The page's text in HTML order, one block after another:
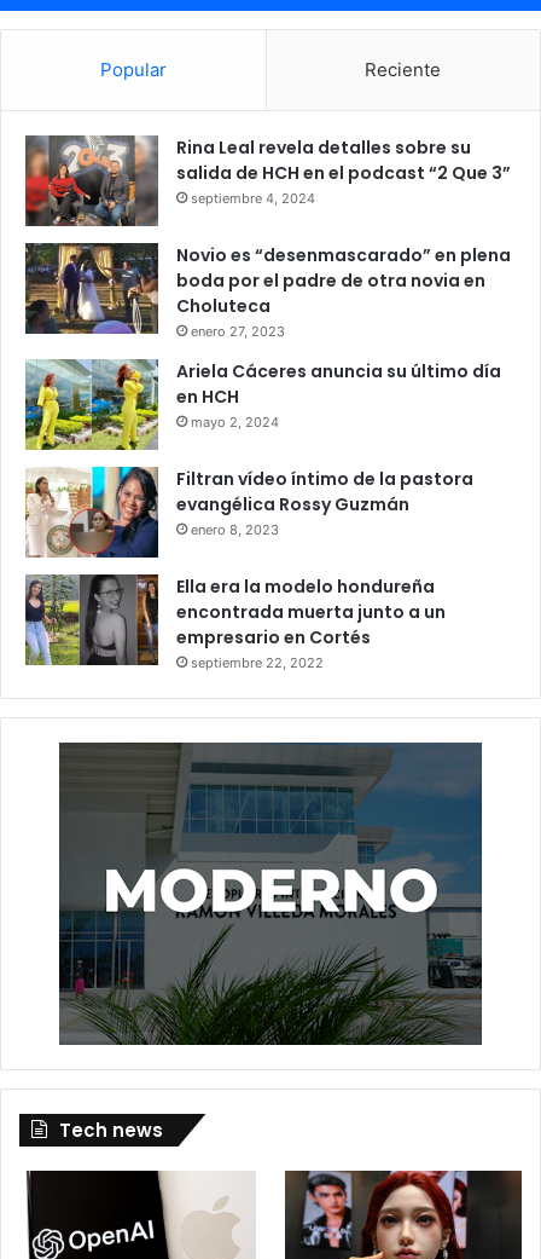
Popular Reciente
Rina Leal revela detalles sobre su
salida de HCH en el podcast “2 Que 3”
septiembre 4, 2024
Novio es “desenmascarado” en plena
boda por el padre de otra novia en
Choluteca
enero 27, 2023
Ariela Cáceres anuncia su último día
en HCH
mayo 2, 2024
Filtran vídeo íntimo de la pastora
evangélica Rossy Guzmán
enero 8, 2023
Ella era la modelo hondureña
encontrada muerta junto a un
empresario en Cortés
septiembre 22, 2022
Tech news